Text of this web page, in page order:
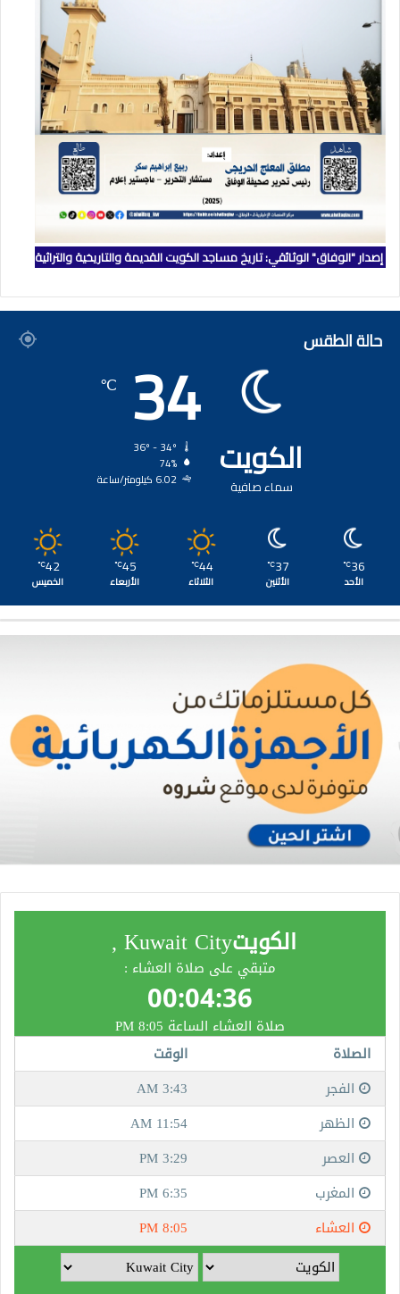
إصدار "الوفاق" الوثائقي: تاريخ مساجد الكويت القديمة والتاريخية والتراثية
حالة الطقس
الكويت
سماء صافية
34
℃
74%
6.02 كيلومتر/ساعة
36
℃
الأحد
37
℃
الأثنين
44
℃
الثلاثاء
45
℃
الأربعاء
42
℃
الخميس